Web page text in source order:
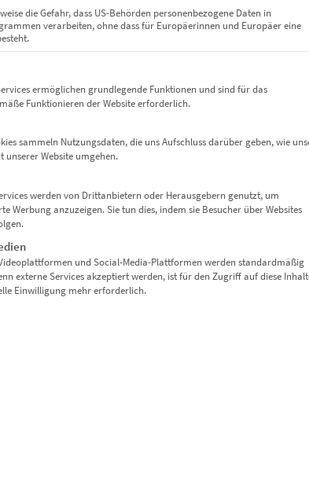
zzgl.
Versand
Lieferzeit: ca. 10 Werktage
Dieses Produkt weist mehrere Varianten auf. Die Optionen können auf der Produktseite gewählt werden
die Gefahr, dass US-Behörden personenbezogene Daten in
verarbeiten, ohne dass für Europäerinnen und Europäer eine
der Service-Gruppen, für die eine Einwilligung erteilt
ermöglichen grundlegende Funktionen und sind für das
Funktionieren der Website erforderlich.
sammeln Nutzungsdaten, die uns Aufschluss darüber geben, wie
unserer Website umgehen.
werden von Drittanbietern oder Herausgebern genutzt, um
Werbung anzuzeigen. Sie tun dies, indem sie Besucher über Websites
und Social-Media-Plattformen werden standardmäßig
externe Services akzeptiert werden, ist für den Zugriff auf diese
Einwilligung mehr erforderlich.